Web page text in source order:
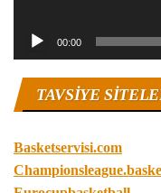
00:00
TAVSIYE
Basketservisi.com